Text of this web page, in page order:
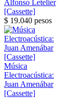
Alfonso Letelier
[Cassette]
$ 19.040 pesos
Música
Electroacústica:
Juan Amenábar
[Cassette]